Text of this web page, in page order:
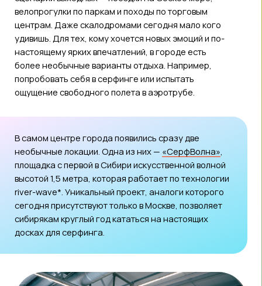
River-wave (речная волна) — управляемая волна
для серфинга, которая работает по тому же
принципу, что и волны на речных порогах. Поток
специальную конструкцию, и благодаря этому
можно кататься практически без остановки.
сибирякам круглый год кататься на настоящих
досках для серфинга.